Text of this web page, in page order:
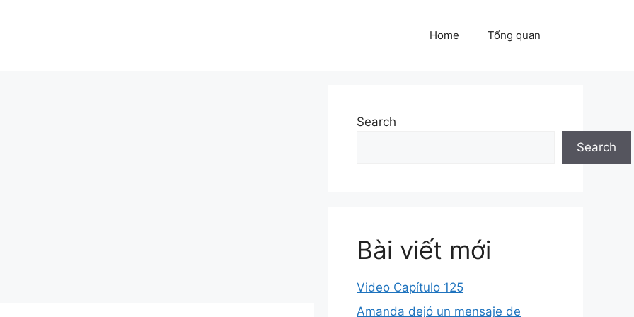
Home Tổng quan
Search
Search
Bài viết mới
Video Capítulo 125
Amanda dejó un mensaje de